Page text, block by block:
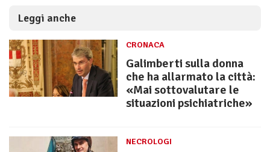
Leggi anche
CRONACA
Galimberti sulla donna
che ha allarmato la città:
«Mai sottovalutare le
situazioni psichiatriche»
NECROLOGI